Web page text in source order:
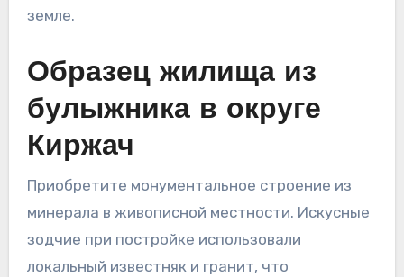
земле.
Образец жилища из
булыжника в округе
Киржач
Приобретите монументальное строение из
минерала в живописной местности. Искусные
зодчие при постройке использовали
локальный известняк и гранит, что